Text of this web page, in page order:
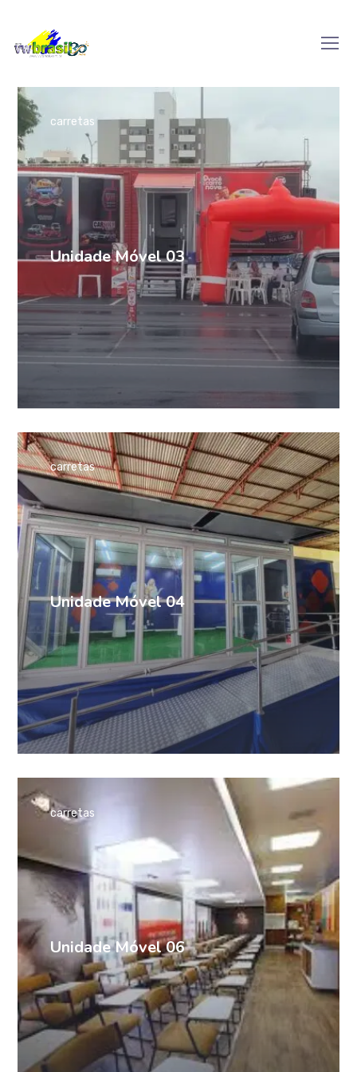
Unidade Móvel 03
carretas
Unidade Móvel 04
carretas
Unidade Móvel 06
carretas